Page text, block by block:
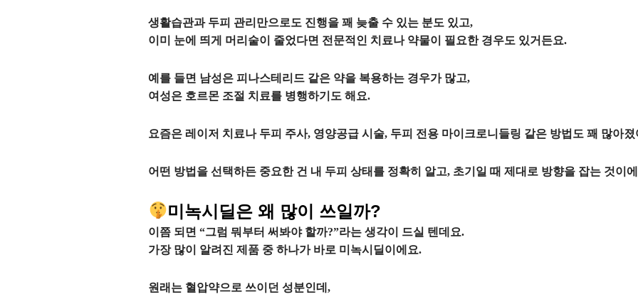
생활습관과 두피 관리만으로도 진행을 꽤 늦출 수 있는 분도 있고,
이미 눈에 띄게 머리숱이 줄었다면 전문적인 치료나 약물이 필요한 경우도 있거든요.
예를 들면 남성은 피나스테리드 같은 약을 복용하는 경우가 많고,
여성은 호르몬 조절 치료를 병행하기도 해요.
요즘은 레이저 치료나 두피 주사, 영양공급 시술, 두피 전용 마이크로니들링 같은 방법도 꽤 많아졌
어떤 방법을 선택하든 중요한 건 내 두피 상태를 정확히 알고, 초기일 때 제대로 방향을 잡는 것이
미녹시딜은 왜 많이 쓰일까?
이쯤 되면 “그럼 뭐부터 써봐야 할까?”라는 생각이 드실 텐데요.
가장 많이 알려진 제품 중 하나가 바로 미녹시딜이에요.
원래는 혈압약으로 쓰이던 성분인데,